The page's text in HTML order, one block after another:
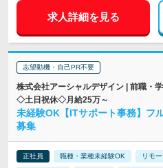
求人詳細を見る
志望動機・自己PR不要
株式会社アーシャルデザイン | 前職・
◇土日祝休◇月給25万～
未経験OK【ITサポート事務】フ
募集
正社員 職種・業種未経験OK リモ